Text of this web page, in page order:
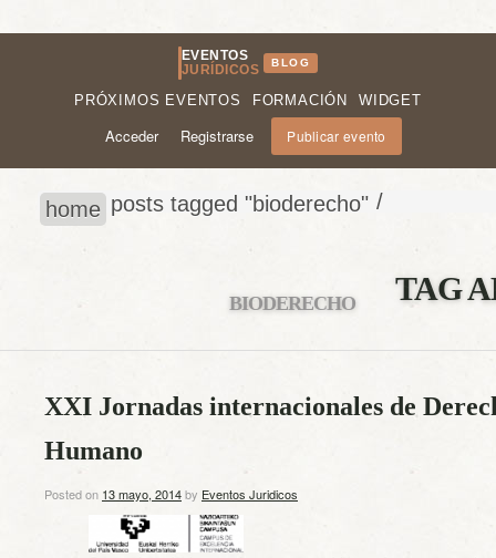
EVENTOS
JURÍDICOS
BLOG
PRÓXIMOS EVENTOS FORMACIÓN WIDGET
Acceder Registrarse Publicar evento
home /
posts tagged "bioderecho"
TAG
BIODERECHO
XXI Jornadas internacionales de
Humano
Posted on 13 mayo, 2014by Eventos Juridicos